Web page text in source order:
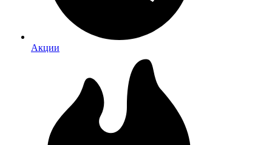
Акции